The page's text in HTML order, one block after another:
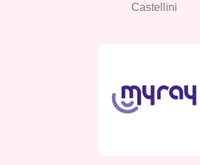
Castellini